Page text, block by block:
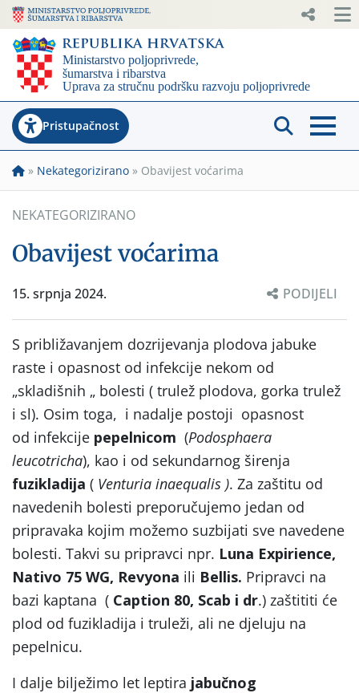
Pristupačnost
» Nekategorizirano » Obavijest voćarima
NEKATEGORIZIRANO
Obavijest voćarima
15. srpnja 2024. PODIJELI
S približavanjem dozrijevanja plodova jabuke
raste i opasnost od infekcije nekom od
„skladišnih „ bolesti ( trulež plodova, gorka trulež
i sl). Osim toga, i nadalje postoji opasnost
od infekcije pepelnicom (Podosphaera
leucotricha), kao i od sekundarnog širenja
fuzikladija ( Venturia inaequalis ). Za zaštitu od
navedenih bolesti preporučujemo jedan od
pripravaka kojim možemo suzbijati sve navedene
bolesti. Takvi su pripravci npr. Luna Expirience,
Nativo 75 WG, Revyona ili Bellis. Pripravci na
bazi kaptana ( Caption 80, Scab i dr.) zaštititi će
plod od fuzikladija i truleži, ali ne djeluju na
pepelnicu.
I dalje bilježimo let leptira jabučnog